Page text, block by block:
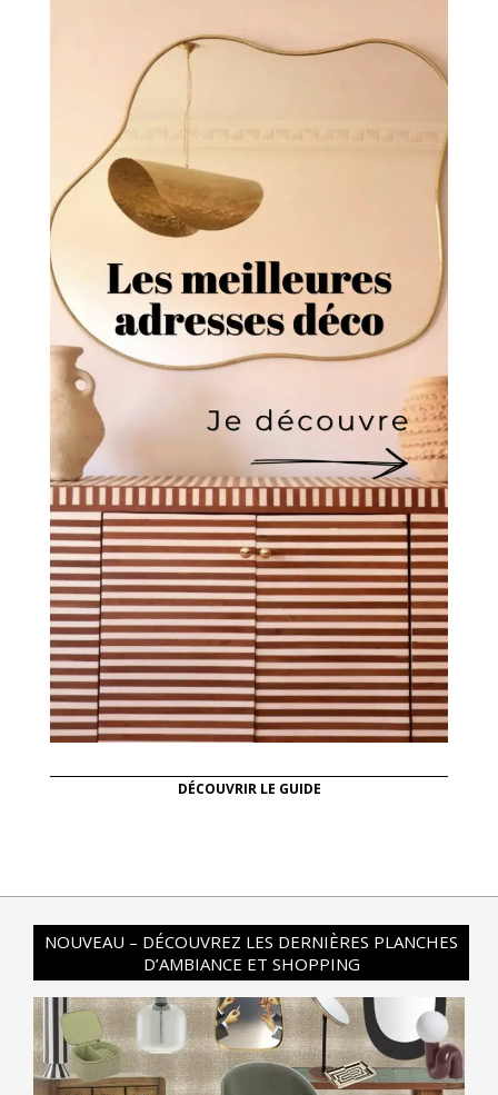
DÉCOUVRIR LE GUIDE
NOUVEAU – DÉCOUVREZ LES DERNIÈRES PLANCHES
D’AMBIANCE ET SHOPPING